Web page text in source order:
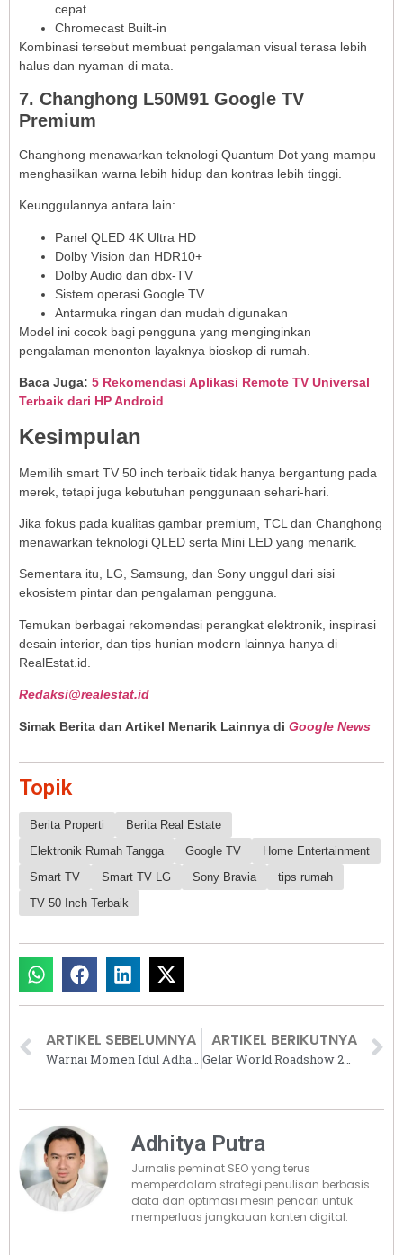
cepat
Chromecast Built-in
Kombinasi tersebut membuat pengalaman visual terasa lebih
halus dan nyaman di mata.
7. Changhong L50M91 Google TV
Premium
Changhong menawarkan teknologi Quantum Dot yang mampu
menghasilkan warna lebih hidup dan kontras lebih tinggi.
Keunggulannya antara lain:
Panel QLED 4K Ultra HD
Dolby Vision dan HDR10+
Dolby Audio dan dbx-TV
Sistem operasi Google TV
Antarmuka ringan dan mudah digunakan
Model ini cocok bagi pengguna yang menginginkan
pengalaman menonton layaknya bioskop di rumah.
Baca Juga: 5 Rekomendasi Aplikasi Remote TV Universal
Terbaik dari HP Android
Kesimpulan
Memilih smart TV 50 inch terbaik tidak hanya bergantung pada
merek, tetapi juga kebutuhan penggunaan sehari-hari.
Jika fokus pada kualitas gambar premium, TCL dan Changhong
menawarkan teknologi QLED serta Mini LED yang menarik.
Sementara itu, LG, Samsung, dan Sony unggul dari sisi
ekosistem pintar dan pengalaman pengguna.
Temukan berbagai rekomendasi perangkat elektronik, inspirasi
desain interior, dan tips hunian modern lainnya hanya di
RealEstat.id.
Redaksi@realestat.id
Simak Berita dan Artikel Menarik Lainnya di Google News
Topik
Berita Properti
Berita Real Estate
Elektronik Rumah Tangga
Google TV
Home Entertainment
Smart TV
Smart TV LG Sony Bravia
tips rumah
TV 50 Inch Terbaik
ARTIKEL SEBELUMNYA
Warnai Momen Idul Adha, Aquaproof Salurkan Cat Anti Bocor untuk Peremajaan 5 Masjid di Indonesia
ARTIKEL BERIKUTNYA
Gelar World Roadshow 2026, One Global Capital Buka Wawasan Investasi Properti di Australia
Adhitya Putra
Jurnalis peminat SEO yang terus
memperdalam strategi penulisan berbasis
data dan optimasi mesin pencari untuk
memperluas jangkauan konten digital.